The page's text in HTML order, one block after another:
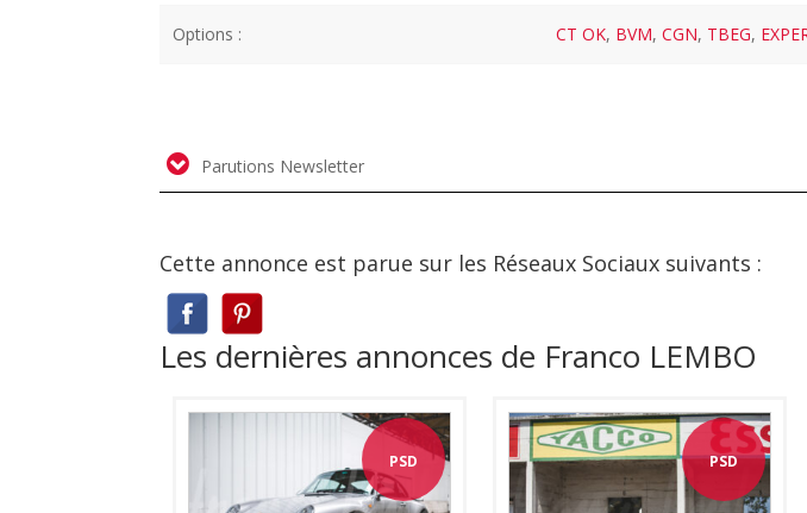
Options : CT OK, BVM,CGN, TBEG,
Parutions Newsletter
Cette annonce est parue sur les Réseaux Sociaux suivants :
Les dernières annonces de Franco LEMBO
PSD PSD